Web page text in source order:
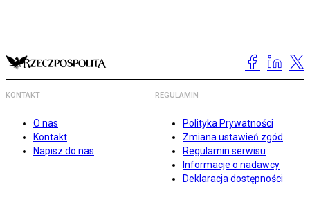
KONTAKT
O nas
Kontakt
Napisz do nas
REGULAMIN
Polityka Prywatności
Zmiana ustawień zgód
Regulamin serwisu
Informacje o nadawcy
Deklaracja dostępności